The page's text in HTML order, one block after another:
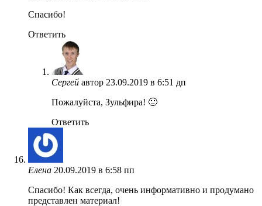
Спасибо!
Ответить
Сергей автор 23.09.2019 в 6:51 дп
Пожалуйста, Зульфира! 🙂
Ответить
Елена 20.09.2019 в 6:58 пп
Спасибо! Как всегда, очень информативно и продумано
представлен материал!